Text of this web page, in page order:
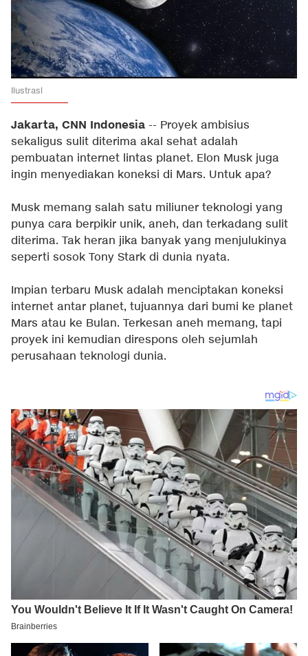
Ilustrasi
Jakarta, CNN Indonesia -- Proyek ambisius
sekaligus sulit diterima akal sehat adalah
pembuatan internet lintas planet. Elon Musk juga
ingin menyediakan koneksi di Mars. Untuk apa?
Musk memang salah satu miliuner teknologi yang
punya cara berpikir unik, aneh, dan terkadang sulit
diterima. Tak heran jika banyak yang menjulukinya
seperti sosok Tony Stark di dunia nyata.
Impian terbaru Musk adalah menciptakan koneksi
internet antar planet, tujuannya dari bumi ke planet
Mars atau ke Bulan. Terkesan aneh memang, tapi
proyek ini kemudian direspons oleh sejumlah
perusahaan teknologi dunia.